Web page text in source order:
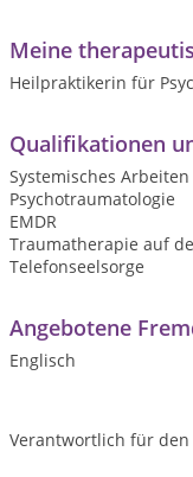
Meine
Heilpraktikerin für
Qualifikationen
Systemisches Arbeiten
Psychotraumatologie
EMDR
Traumatherapie auf
Telefonseelsorge
Angebotene
Englisch
Verantwortlich für den